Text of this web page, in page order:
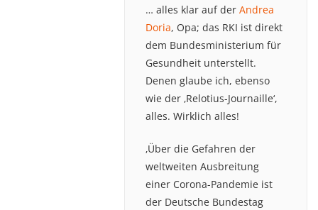
… alles klar auf der Andrea
Doria, Opa; das RKI ist direkt
dem Bundesministerium für
Gesundheit unterstellt.
Denen glaube ich, ebenso
wie der ‚Relotius-Journaille‘,
alles. Wirklich alles!
‚Über die Gefahren der
weltweiten Ausbreitung
einer Corona-Pandemie ist
der Deutsche Bundestag